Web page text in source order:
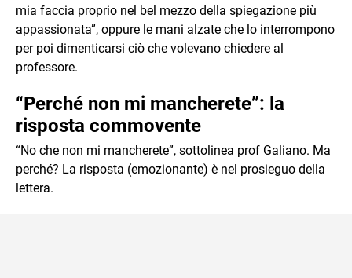
mia faccia proprio nel bel mezzo della spiegazione più
appassionata”, oppure le mani alzate che lo interrompono
per poi dimenticarsi ciò che volevano chiedere al
professore.
“Perché non mi mancherete”: la
risposta commovente
“No che non mi mancherete”, sottolinea prof Galiano. Ma
perché? La risposta (emozionante) è nel prosieguo della
lettera.